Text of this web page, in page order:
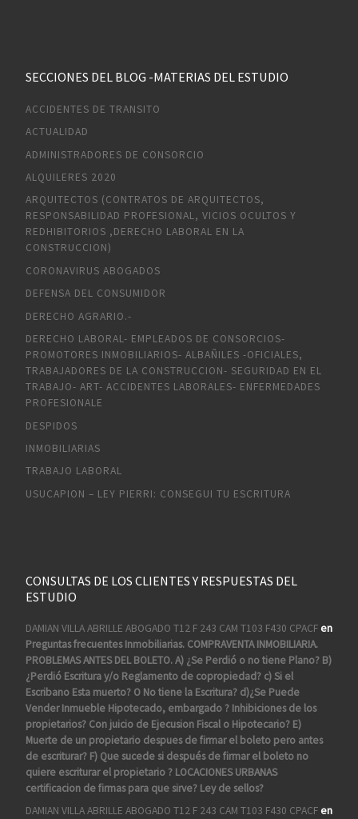
SECCIONES DEL BLOG -MATERIAS DEL ESTUDIO
ACCIDENTES DE TRANSITO
ACTUALIDAD
ADMINISTRADORES DE CONSORCIO
ALQUILERES 2020
ARQUITECTOS (CONTRATOS DE ARQUITECTOS,
RESPONSABILIDAD PROFESIONAL, VICIOS OCULTOS Y
REDHIBITORIOS ,DERECHO LABORAL EN LA
CONSTRUCCION)
CORONAVIRUS ABOGADOS
DEFENSA DEL CONSUMIDOR
DERECHO AGRARIO.-
DERECHO LABORAL- EMPLEADOS DE CONSORCIOS-
PROMOTORES INMOBILIARIOS- ALBAÑILES -OFICIALES,
TRABAJADORES DE LA CONSTRUCCION- SEGURIDAD EN EL
TRABAJO- ART- ACCIDENTES LABORALES- ENFERMEDADES
PROFESIONALE
DESPIDOS
INMOBILIARIAS
TRABAJO LABORAL
USUCAPION – LEY PIERRI: CONSEGUI TU ESCRITURA
CONSULTAS DE LOS CLIENTES Y RESPUESTAS DEL
ESTUDIO
DAMIAN VILLA ABRILLE ABOGADO T12 F 243 CAM T103 F430 CPACFen
Preguntas frecuentes Inmobiliarias. COMPRAVENTA INMOBILIARIA.
PROBLEMAS ANTES DEL BOLETO. A) ¿Se Perdió o no tiene Plano? B)
¿Perdió Escritura y/o Reglamento de copropiedad? c) Si el
Escribano Esta muerto? O No tiene la Escritura? d)¿Se Puede
Vender Inmueble Hipotecado, embargado ? Inhibiciones de los
propietarios? Con juicio de Ejecusion Fiscal o Hipotecario? E)
Muerte de un propietario despues de firmar el boleto pero antes
de escriturar? F) Que sucede si después de firmar el boleto no
quiere escriturar el propietario ? LOCACIONES URBANAS
certificacion de firmas para que sirve? Ley de sellos?
DAMIAN VILLA ABRILLE ABOGADO T12 F 243 CAM T103 F430 CPACFen